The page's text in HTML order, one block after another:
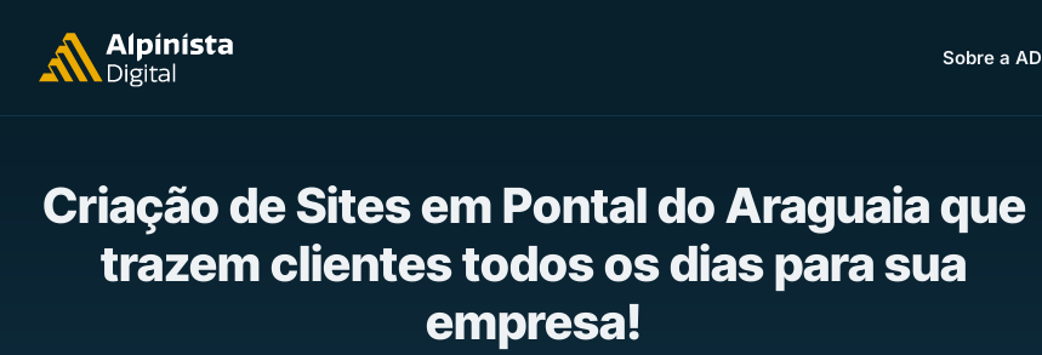
Sobre a AD
Criação de Sites em Pontal do Araguaia que
trazem clientes todos os dias para sua
empresa!